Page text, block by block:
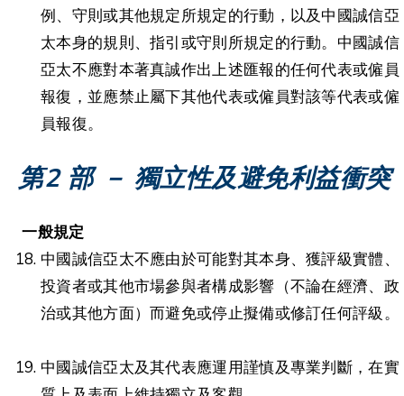
例、守則或其他規定所規定的行動，以及中國誠信亞
太本身的規則、指引或守則所規定的行動。中國誠信
亞太不應對本著真誠作出上述匯報的任何代表或僱員
報復，並應禁止屬下其他代表或僱員對該等代表或僱
員報復。
第2 部 － 獨立性及避免利益衝突
一般規定
中國誠信亞太不應由於可能對其本身、獲評級實體、
投資者或其他市場參與者構成影響（不論在經濟、政
治或其他方面）而避免或停止擬備或修訂任何評級。
中國誠信亞太及其代表應運用謹慎及專業判斷，在實